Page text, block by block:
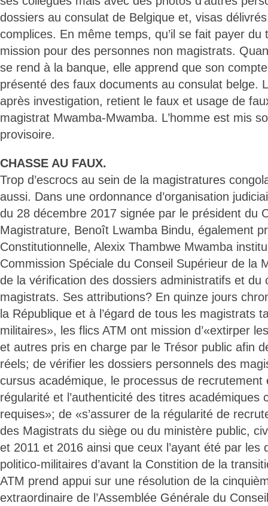
dossiers au consulat de Belgique et, visas
complices. En même temps, qu’il se fait payer du
mission pour des personnes non magistrats.
se rend à la banque, elle apprend que son
présenté des faux documents au consulat belge.
après investigation, retient le faux et usage de
magistrat Mwamba-Mwamba. L’homme est mis
provisoire.
CHASSE AU FAUX.
Trop d’escrocs au sein de la magistratures
aussi. Dans une ordonnance d’organisation
du 28 décembre 2017 signée par le président du
Magistrature, Benoît Lwamba Bindu, également
Constitutionnelle, Alexix Thambwe Mwamba
Commission Spéciale du Conseil Supérieur de la
de la vérification des dossiers administratifs et du
magistrats. Ses attributions? En quinze jours
la République et à l’égard de tous les magistrats
militaires», les flics ATM ont mission d’«extirper
et autres pris en charge par le Trésor public afin
réels; de vérifier les dossiers personnels des
cursus académique, le processus de recrutement
régularité et l’authenticité des titres académiques
requises»; de «s’assurer de la régularité de
des Magistrats du siège ou du ministère public,
et 2011 et 2016 ainsi que ceux l’ayant été par les
politico-militaires d’avant la Constition de la
ATM prend appui sur une résolution de la
extraordinaire de l’Assemblée Générale du